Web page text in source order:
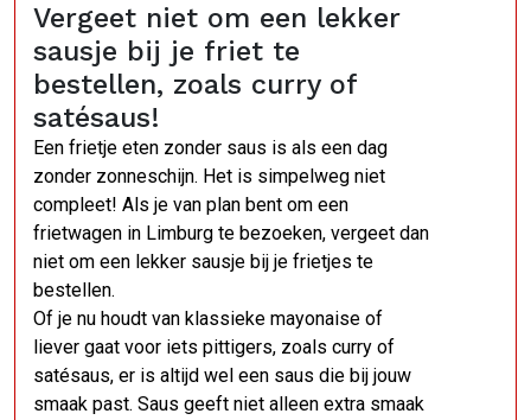
Vergeet niet om een lekker
sausje bij je friet te
bestellen, zoals curry of
satésaus!
Een frietje eten zonder saus is als een dag
zonder zonneschijn. Het is simpelweg niet
compleet! Als je van plan bent om een
frietwagen in Limburg te bezoeken, vergeet dan
niet om een lekker sausje bij je frietjes te
bestellen.
Of je nu houdt van klassieke mayonaise of
liever gaat voor iets pittigers, zoals curry of
satésaus, er is altijd wel een saus die bij jouw
smaak past. Saus geeft niet alleen extra smaak